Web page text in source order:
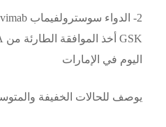
اليوم في الإمارات
يوصف للحالات الخفيفة